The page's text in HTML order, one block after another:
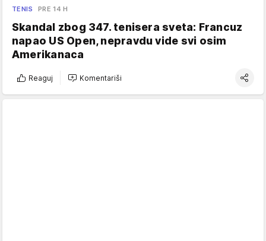
TENIS PRE 14 H
Skandal zbog 347. tenisera sveta: Francuz
napao US Open, nepravdu vide svi osim
Amerikanaca
Reaguj Komentariši